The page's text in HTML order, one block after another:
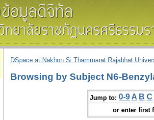
DSpace at Nakhon Si Thammarat Rajabhat
Browsing by Subject N6-
Jump to: 0-9 A B C
or enter first